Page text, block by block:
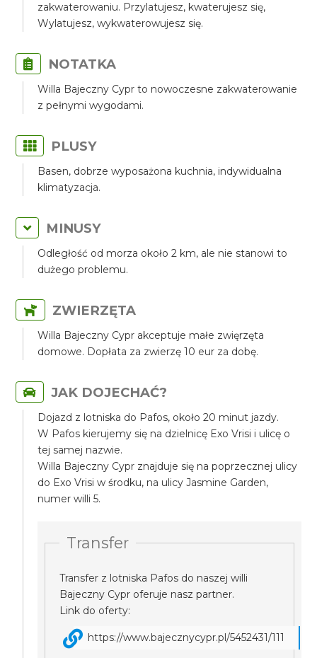
zakwaterowaniu. Przylatujesz, kwaterujesz się,
Wylatujesz, wykwaterowujesz się.
NOTATKA
Willa Bajeczny Cypr to nowoczesne zakwaterowanie
z pełnymi wygodami.
PLUSY
Basen, dobrze wyposażona kuchnia, indywidualna
klimatyzacja.
MINUSY
Odległość od morza około 2 km, ale nie stanowi to
dużego problemu.
ZWIERZĘTA
Willa Bajeczny Cypr akceptuje małe zwięrzęta
domowe. Dopłata za zwierzę 10 eur za dobę.
JAK DOJECHAĆ?
Dojazd z lotniska do Pafos, około 20 minut jazdy.
W Pafos kierujemy się na dzielnicę Exo Vrisi i ulicę o
tej samej nazwie.
Willa Bajeczny Cypr znajduje się na poprzecznej ulicy
do Exo Vrisi w środku, na ulicy Jasmine Garden,
numer willi 5.
Transfer
Transfer z lotniska Pafos do naszej willi
Bajeczny Cypr oferuje nasz partner.
Link do oferty:
https://www.bajecznycypr.pl/5452431/111